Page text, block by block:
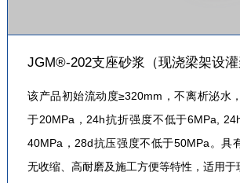
JGM®-202支座砂浆（现浇梁架设灌
该产品初始流动度≥320mm，不离析泌水
于20MPa，24h抗折强度不低于6MPa,
40MPa，28d抗压强度不低于50MPa。具
无收缩、高耐磨及施工方便等特性，适用于